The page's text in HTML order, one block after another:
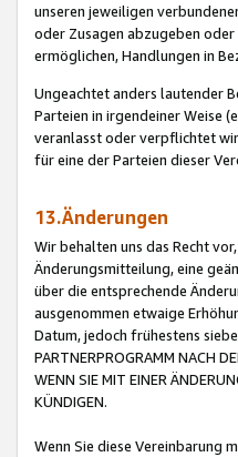
unseren jeweiligen
oder Zusagen abzugeben
ermöglichen, Handlungen in
Ungeachtet anders lautender
Parteien in irgendeiner Weise
veranlasst oder verpflichtet
für eine der Parteien dieser
13.Änderungen
Wir behalten uns das Recht
Änderungsmitteilung, eine
über die entsprechende
ausgenommen etwaige
Datum, jedoch frühestens
PARTNERPROGRAMM NACH
WENN SIE MIT EINER
KÜNDIGEN.
Wenn Sie diese Vereinbarung